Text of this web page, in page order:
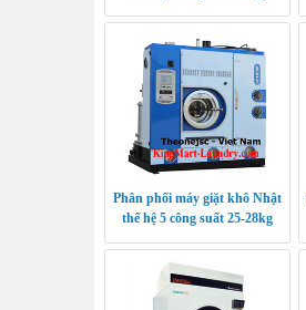
Phân phối máy giặt khô Nhật
thế hệ 5 công suất 25-28kg